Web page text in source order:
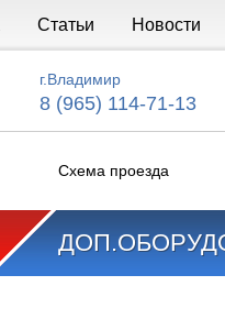
Статьи Новости
г.Владимир
8 (965) 114-71-13
Схема проезда